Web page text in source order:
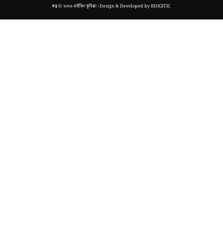
স্বত্ব © ২০২৩ রাইজিং কুমিল্লা। Design & Developed byBDIGITIC